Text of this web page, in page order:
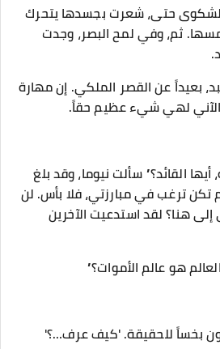
حتى، شعرت بجسدها يتحرك
ثم، وفي لمح البصر، وجدت
بعيداً عن القصر الملكي. إن مهارة
الآني لهي شيء عظيم حقاً.
القائد؟” سألت نيوما، وقد بلغ
تكن ترغب في مبارزتي، فلا بأس. لن
هنا؟ لقد استدعيت الآخرين
هو عالم الأموات؟”
بخساً للحقيقة. 'كيف عرف…؟'